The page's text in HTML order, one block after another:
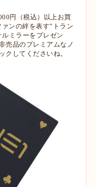
円（税込）以上お買
ンの絆を表す‟トラン
ミラーをプレゼン
売品のプレミアムなノ
クしてくださいね。